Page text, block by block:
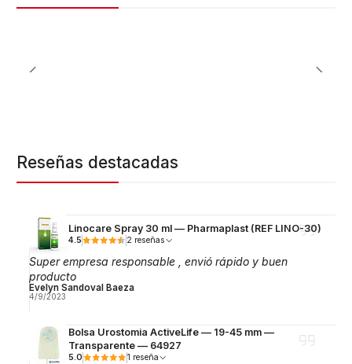
Reseñas destacadas
Linocare Spray 30 ml — Pharmaplast (REF LINO-30)
4.5 2 reseñas
Super empresa responsable , envió rápido y buen
producto
Evelyn Sandoval Baeza
4/9/2023
Bolsa Urostomia ActiveLife — 19-45 mm —
Transparente — 64927
5.0 1 reseña